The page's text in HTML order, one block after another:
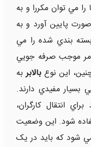
مي توان مکررا و به
پايين آورد و به
بندي شده را مي
موجب صرفه جويي
اين نوع بالابربه
بسيار مفيدي دارند.
انتقال کارگران،
شود. اين وضعيت
شود که بايد در يک